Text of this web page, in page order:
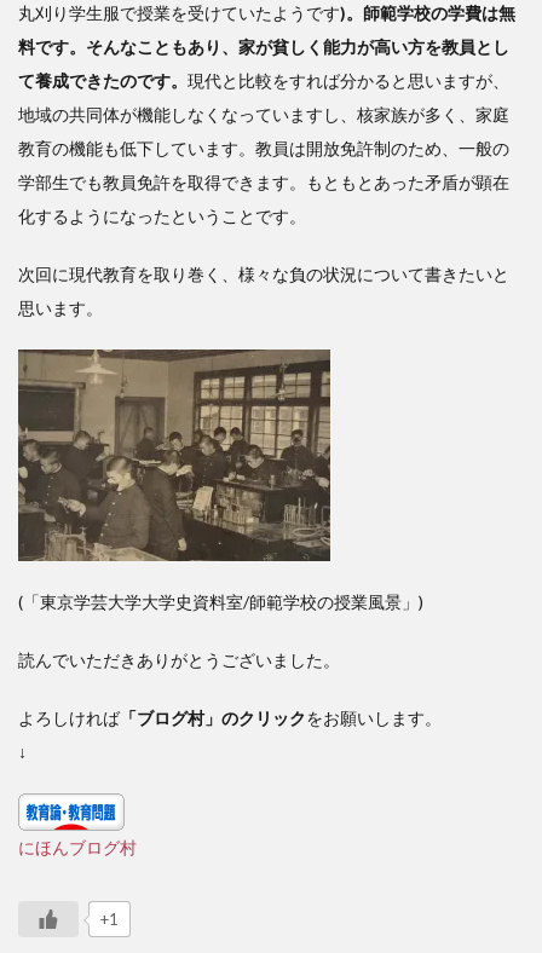
丸刈り学生服で授業を受けていたようです)。師範学校の学費は無
料です。そんなこともあり、家が貧しく能力が高い方を教員とし
て養成できたのです。 現代と比較をすれば分かると思いますが、
地域の共同体が機能しなくなっていますし、核家族が多く、家庭
教育の機能も低下しています。教員は開放免許制のため、一般の
学部生でも教員免許を取得できます。もともとあった矛盾が顕在
化するようになったということです。
次回に現代教育を取り巻く、様々な負の状況について書きたいと
思います。
(「東京学芸大学大学史資料室/師範学校の授業風景」)
読んでいただきありがとうございました。
よろしければ 「ブログ村」のクリックをお願いします。
↓
にほんブログ村
+1